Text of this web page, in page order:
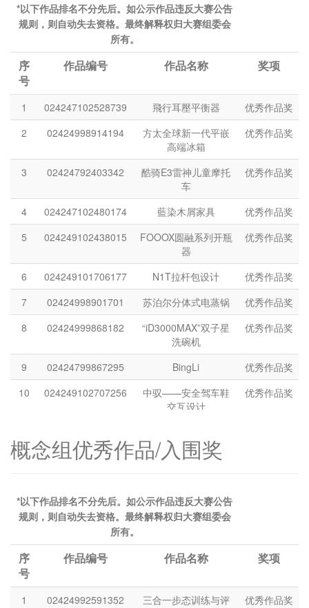
*以下作品排名不分先后。如公示作品违反大赛公告
规则，则自动失去资格。最终解释权归大赛组委会
所有。
序
号
作品编号 作品名称 奖项
1 024247102528739 飛行耳壓平衡器
优秀作品奖
2
02424998914194
方太全球新一代平嵌
高端冰箱
优秀作品奖
3 02424792403342
酷骑E3雷神儿童摩托
车
优秀作品奖
4 024247102480174 藍染木屑家具
优秀作品奖
5
024249102438015
FOOOX圆融系列开瓶
器
优秀作品奖
6 024249101706177 N1T拉杆包设计
优秀作品奖
7
02424998901701 苏泊尔分体式电蒸锅
优秀作品奖
8
02424999868182
“iD3000MAX”双子星
洗碗机
优秀作品奖
9 02424799867295 BingLi
优秀作品奖
10
024249102707256
中驭——安全驾车鞋
交互设计
优秀作品奖
12
02424793263374 纸模竹编
体工学椅
14 02424996026353
NOOIR NOLAND 1客
15 024247100134521
七贤集-名窑社长杯套
优秀作品奖
16 024247102485060 台灣石虎百寶盒 优秀作品奖
概念组优秀作品/入围奖
*以下作品排名不分先后。如公示作品违反大赛公告
规则，则自动失去资格。最终解释权归大赛组委会
所有。
序
号
作品编号 作品名称 奖项
1 02424992591352
三合一步态训练与评
优秀作品奖